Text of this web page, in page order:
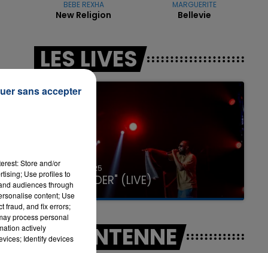
LA TEAM DU WEEK-END
BEBE REXHA
New Religion
MARGUERITE
Bellevie
LES LIVES
31 janvier 2025
GIMS "SPIDER" (LIVE)
A L'ANTENNE
Store and/or
Use profiles to
audiences through
content; Use
fraud, and fix errors;
process personal
actively
Identify devices
sans accepter